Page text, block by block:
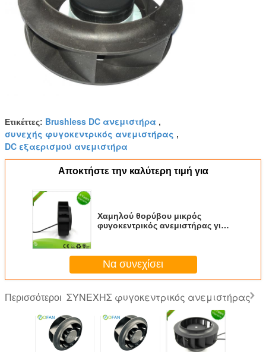
Ετικέττες: Brushless DC ανεμιστήρα ,
συνεχής φυγοκεντρικός ανεμιστήρας ,
DC εξαερισμού ανεμιστήρα
Αποκτήστε την καλύτερη τιμή για
Χαμηλού θορύβου μικρός
φυγοκεντρικός ανεμιστήρας για
συστημάτων δωματίων
Να συνεχίσει
Περισσότεροι ΣΥΝΕΧΗΣ φυγοκεντρικός ανεμιστήρας